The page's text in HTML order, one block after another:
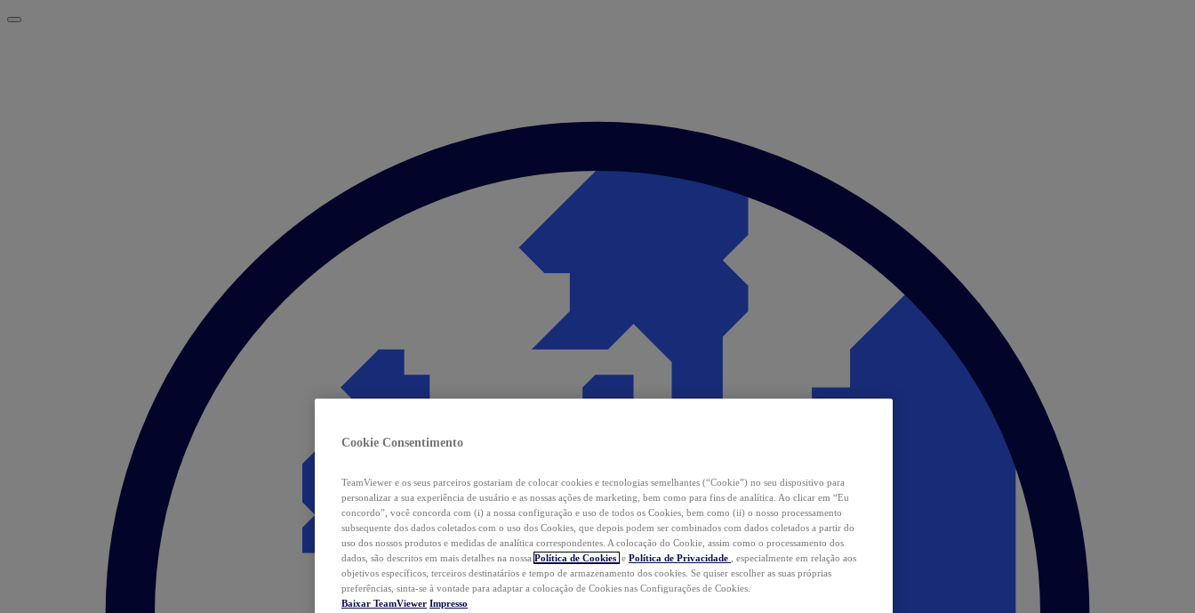
Cookie Consentimento
TeamViewer e os seus parceiros gostariam de colocar cookies e tecnologias semelhantes (“Cookie”) no seu dispositivo para
personalizar a sua experiência de usuário e as nossas ações de marketing, bem como para fins de analítica. Ao clicar em “Eu
concordo”, você concorda com (i) a nossa configuração e uso de todos os Cookies, bem como (ii) o nosso processamento
subsequente dos dados coletados com o uso dos Cookies, que depois podem ser combinados com dados coletados a partir do
uso dos nossos produtos e medidas de analítica correspondentes. A colocação do Cookie, assim como o processamento dos
dados, são descritos em mais detalhes na nossa Política de Cookies e Política de Privacidade
, especialmente em relação aos
objetivos específicos, terceiros destinatários e tempo de armazenamento dos cookies. Se quiser escolher as suas próprias
preferências, sinta-se à vontade para adaptar a colocação de Cookies nas Configurações de Cookies.
Baixar TeamViewer Impresso